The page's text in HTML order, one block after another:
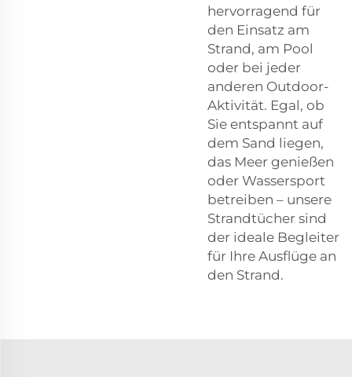
hervorragend für
den Einsatz am
Strand, am Pool
oder bei jeder
anderen Outdoor-
Aktivität. Egal, ob
Sie entspannt auf
dem Sand liegen,
das Meer genießen
oder Wassersport
betreiben – unsere
Strandtücher sind
der ideale Begleiter
für Ihre Ausflüge an
den Strand.